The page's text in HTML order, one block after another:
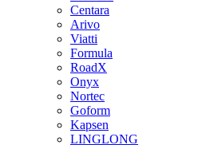
Centara
Arivo
Viatti
Formula
RoadX
Onyx
Nortec
Goform
Kapsen
LINGLONG